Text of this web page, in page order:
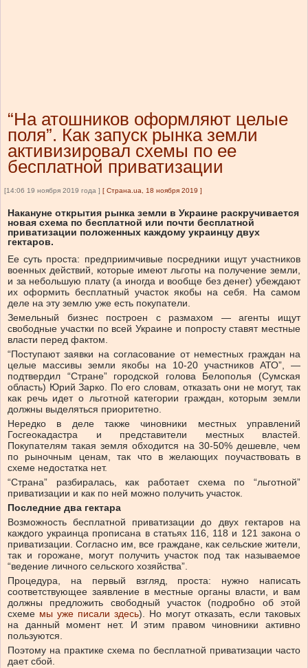
“На атошников оформляют целые
поля”. Как запуск рынка земли
активизировал схемы по ее
бесплатной приватизации
[14:06 19 ноября 2019 года ] [ Страна.ua, 18 ноября 2019 ]
Накануне открытия рынка земли в Украине раскручивается
новая схема по бесплатной или почти бесплатной
приватизации положенных каждому украинцу двух
гектаров.
Ее суть проста: предприимчивые посредники ищут участников
военных действий, которые имеют льготы на получение земли,
и за небольшую плату (а иногда и вообще без денег) убеждают
их оформить бесплатный участок якобы на себя. На самом
деле на эту землю уже есть покупатели.
Земельный бизнес построен с размахом — агенты ищут
свободные участки по всей Украине и попросту ставят местные
власти перед фактом.
“Поступают заявки на согласование от неместных граждан на
целые массивы земли якобы на 10-20 участников АТО”, —
подтвердил “Стране” городской голова Белополья (Сумская
область) Юрий Зарко. По его словам, отказать они не могут, так
как речь идет о льготной категории граждан, которым земли
должны выделяться приоритетно.
Нередко в деле также чиновники местных управлений
Госгеокадастра и представители местных властей.
Покупателям такая земля обходится на 30-50% дешевле, чем
по рыночным ценам, так что в желающих поучаствовать в
схеме недостатка нет.
“Страна” разбиралась, как работает схема по “льготной”
приватизации и как по ней можно получить участок.
Последние два гектара
Возможность бесплатной приватизации до двух гектаров на
каждого украинца прописана в статьях 116, 118 и 121 закона о
приватизации. Согласно им, все граждане, как сельские жители,
так и горожане, могут получить участок под так называемое
“ведение личного сельского хозяйства”.
Процедура, на первый взгляд, проста: нужно написать
соответствующее заявление в местные органы власти, и вам
должны предложить свободный участок (подробно об этой
схеме мы уже писали здесь). Но могут отказать, если таковых
на данный момент нет. И этим правом чиновники активно
пользуются.
Поэтому на практике схема по бесплатной приватизации часто
дает сбой.